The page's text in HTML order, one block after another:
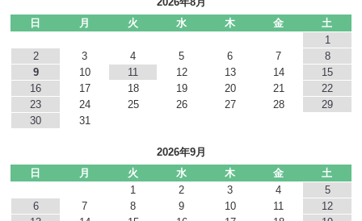
日
月 火 水 木 金
土
1
2
3 4 5 6 7
8
9
10 11 12 13 14
15
16
17 18 19 20 21
22
23
24 25 26 27 28
29
30
31
2026年9月
日
月 火 水 木 金
土
1
2 3 4
5
6
7 8 9 10 11
12